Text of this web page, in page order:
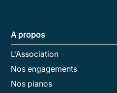
A propos
L’Association
Nos engagements
Nos pianos